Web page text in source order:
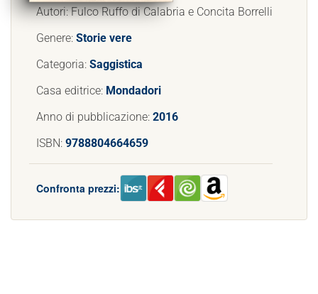
Autori: Fulco Ruffo di Calabria e Concita Borrelli
Genere: Storie vere
Categoria: Saggistica
Casa editrice: Mondadori
Anno di pubblicazione: 2016
ISBN: 9788804664659
Confronta prezzi: